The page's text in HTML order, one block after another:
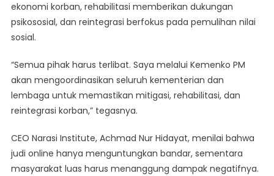
ekonomi korban, rehabilitasi memberikan dukungan
psikososial, dan reintegrasi berfokus pada pemulihan nilai
sosial.
“Semua pihak harus terlibat. Saya melalui Kemenko PM
akan mengoordinasikan seluruh kementerian dan
lembaga untuk memastikan mitigasi, rehabilitasi, dan
reintegrasi korban,” tegasnya.
CEO Narasi Institute, Achmad Nur Hidayat, menilai bahwa
judi online hanya menguntungkan bandar, sementara
masyarakat luas harus menanggung dampak negatifnya.